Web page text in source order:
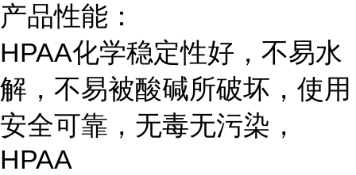
产品性能：
HPAA化学稳定性好，不易水
解，不易被酸碱所破坏，使用
安全可靠，无毒无污染，
HPAA